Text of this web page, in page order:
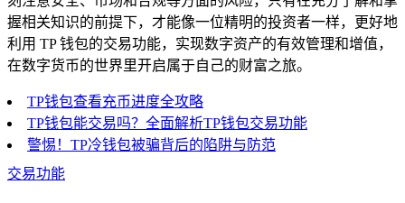
握相关知识的前提下，才能像一位精明的投资者一样，更好地
利用 TP 钱包的交易功能，实现数字资产的有效管理和增值，
在数字货币的世界里开启属于自己的财富之旅。
TP钱包查看充币进度全攻略
TP钱包能交易吗？全面解析TP钱包交易功能
警惕！TP冷钱包被骗背后的陷阱与防范
交易功能